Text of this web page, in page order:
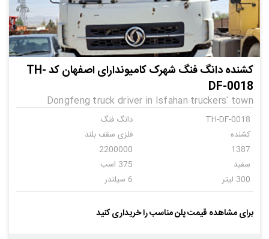
کشنده دانگ فنگ شهرک کامیوندارای اصفهان کد TH-
DF-0018
Dongfeng truck driver in Isfahan truckers' town
TH-DF-0018
دانگ فنگ
کشنده
فلزی سقف بلند
1387
2200000
سفید
375 اسب
300 لیتر
6 سیلندر
برای مشاهده قیمت پلن مناسب را خریداری کنید